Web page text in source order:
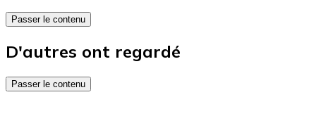
Passer le contenu
D'autres ont regardé
Passer le contenu